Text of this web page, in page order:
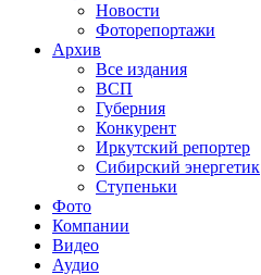
Новости
Фоторепортажи
Архив
Все издания
ВСП
Губерния
Конкурент
Иркутский репортер
Сибирский энергетик
Ступеньки
Фото
Компании
Видео
Аудио